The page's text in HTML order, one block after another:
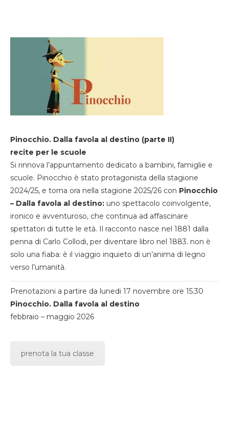
Pinocchio. Dalla favola al destino (parte II)
recite per le scuole
Si rinnova l’appuntamento dedicato a bambini, famiglie e
scuole. Pinocchio è stato protagonista della stagione
2024/25, e torna ora nella stagione 2025/26 con Pinocchio
– Dalla favola al destino: uno spettacolo coinvolgente,
ironico e avventuroso, che continua ad affascinare
spettatori di tutte le età. Il racconto nasce nel 1881 dalla
penna di Carlo Collodi, per diventare libro nel 1883. non è
solo una fiaba: è il viaggio inquieto di un’anima di legno
verso l’umanità.
Prenotazioni a partire da lunedi 17 novembre ore 15.30
Pinocchio. Dalla favola al destino
febbraio – maggio 2026
prenota la tua classe